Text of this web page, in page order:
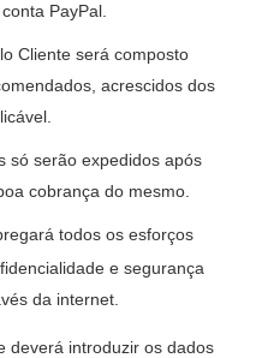
PayPal.
Cliente será composto
acrescidos dos
só serão expedidos após
cobrança do mesmo.
todos os esforços
e segurança
da internet.
deverá introduzir os dados